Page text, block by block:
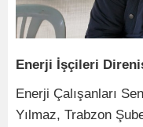
Enerji İşçileri Direniş
Enerji Çalışanları
Yılmaz, Trabzon